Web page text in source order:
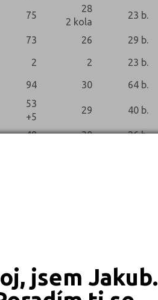
jsem Jakub.
75
28
2 kola
23 b.
73 26 29 b.
2 2 23 b.
94 30 64 b.
53
+5
29 40 b.
48 30 26 b.